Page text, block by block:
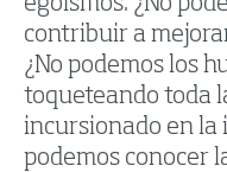
contribuir a
¿No podemos los
toqueteando toda
incursionado en la
podemos conocer